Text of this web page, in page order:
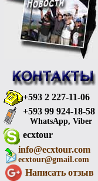
+593 2 227-11-06
+593 99 924-18-58
WhatsApp, Viber
ecxtour
info@ecxtour.com
ecxtour@gmail.com
Написать отзыв